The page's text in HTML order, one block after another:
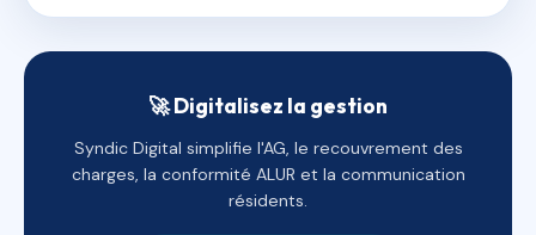
🚀 Digitalisez la gestion
Syndic Digital simplifie l'AG, le recouvrement des
charges, la conformité ALUR et la communication
résidents.